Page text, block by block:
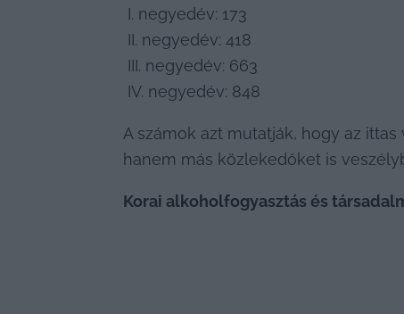
IV. negyedév: 848
A számok azt mutatják, hogy az
hanem más közlekedőket is
Korai alkoholfogyasztás és